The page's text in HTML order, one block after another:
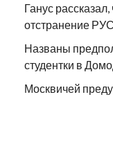
Ганус
отстранение
Названы
студентки в
Москвичей